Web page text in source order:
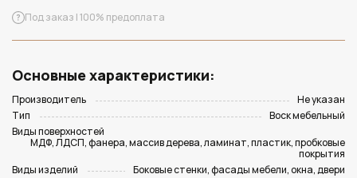
Под заказ | 100% предоплата
Основные характеристики:
Производитель
Не указан
Тип
Воск мебельный
Виды поверхностей
МДФ, ЛДСП, фанера, массив дерева, ламинат, пластик, пробковые
покрытия
Виды изделий
Боковые стенки, фасады мебели, окна, двери